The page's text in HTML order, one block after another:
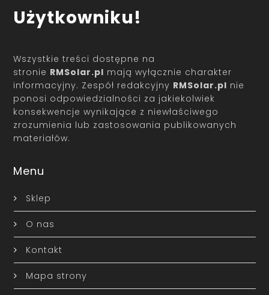
Użytkowniku!
Wszystkie treści dostępne na
stronie RMSolar.pl mają wyłącznie charakter
informacyjny. Zespół redakcyjny RMSolar.pl nie
ponosi odpowiedzialności za jakiekolwiek
konsekwencje wynikające z niewłaściwego
zrozumienia lub zastosowania publikowanych
materiałów.
Menu
Sklep
O nas
Kontakt
Mapa strony